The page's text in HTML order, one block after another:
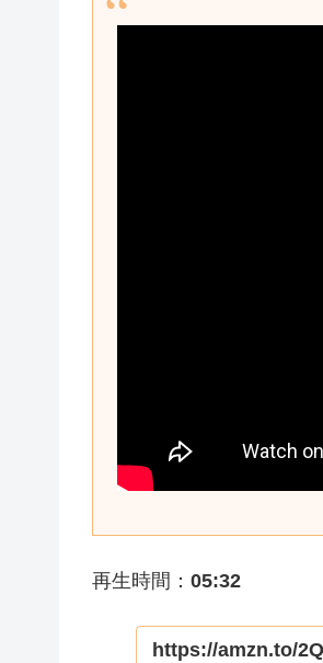
再生時間： 05:32
https://amzn.to/